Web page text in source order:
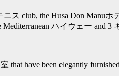
ス club, the Husa Don Manu
Mediterranean ハイウェー and
that have been elegantly